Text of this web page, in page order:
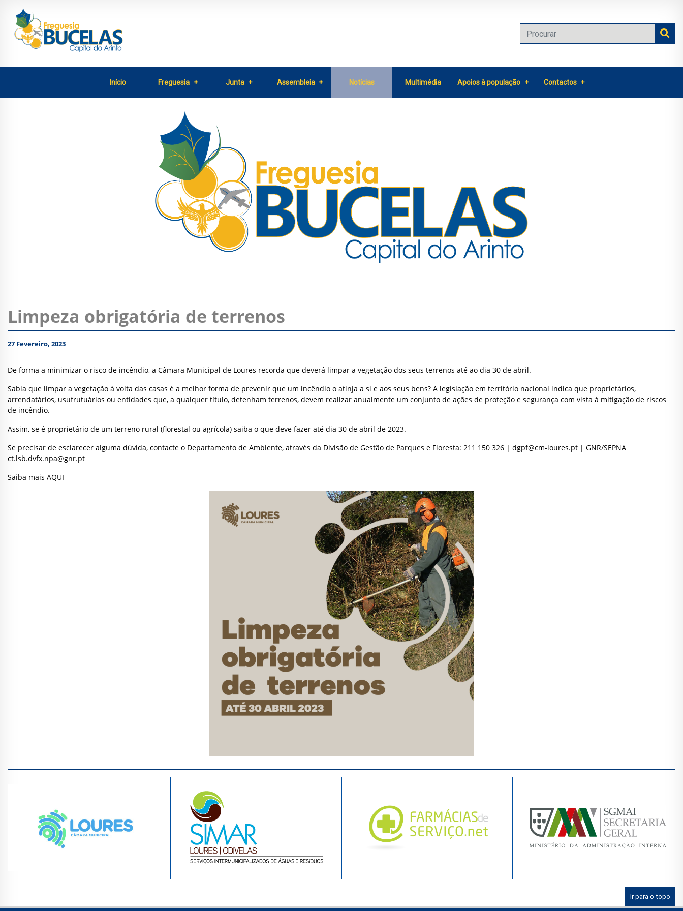
Início Freguesia Junta Assembleia Notícias Multimédia Apoios à população Contactos
Limpeza obrigatória de terrenos
27 Fevereiro, 2023
De forma a minimizar o risco de incêndio, a Câmara Municipal de Loures recorda que deverá limpar a vegetação dos seus terrenos até ao dia 30 de abril.
Sabia que limpar a vegetação à volta das casas é a melhor forma de prevenir que um incêndio o atinja a si e aos seus bens? A legislação em território nacional indica que proprietários,
arrendatários, usufrutuários ou entidades que, a qualquer título, detenham terrenos, devem realizar anualmente um conjunto de ações de proteção e segurança com vista à mitigação de riscos
de incêndio.
Assim, se é proprietário de um terreno rural (florestal ou agrícola) saiba o que deve fazer até dia 30 de abril de 2023.
Se precisar de esclarecer alguma dúvida, contacte o Departamento de Ambiente, através da Divisão de Gestão de Parques e Floresta: 211 150 326 | dgpf@cm-loures.pt | GNR/SEPNA
ct.lsb.dvfx.npa@gnr.pt
Saiba mais AQUI
Ir para o topo